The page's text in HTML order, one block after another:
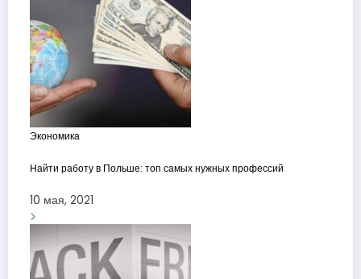
Экономика
Найти работу в Польше: топ самых нужных профессий
10 мая, 2021